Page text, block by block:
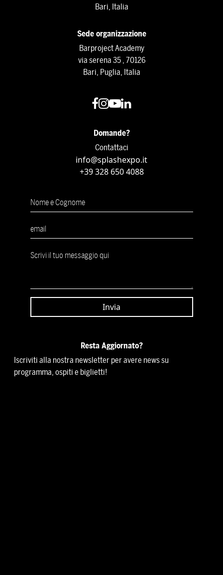
Bari, Italia
Sede organizzazione
Barproject Academy
via serena 35 , 70126
Bari, Puglia, Italia
Domande?
Contattaci
info@splashexpo.it
+39 328 650 4088
Resta Aggiornato?
Iscriviti alla nostra newsletter per avere news su
programma, ospiti e biglietti!